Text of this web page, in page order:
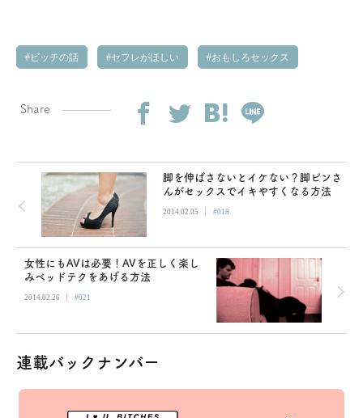
ビッチの話 セフレがほしい おもしろセックス
Share
脚を伸ばさないとイケない？脚ピンさ
んがセックスでイキやすくなる方法
2014.02.05 | #018
女性にもAVは必要！AVを正しく楽し
みベッドテクをあげる方法
2014.02.26 | #021
連載バックナンバー